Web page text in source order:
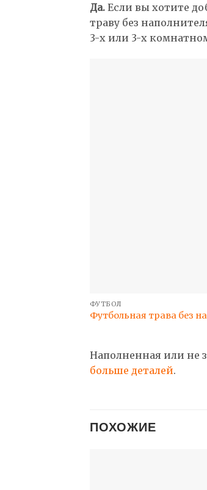
Да. Если вы хотите
траву без
3-х или 3-х
ФУТБОЛ
Футбольная трава без
Наполненная или не
больше деталей.
ПОХОЖИЕ